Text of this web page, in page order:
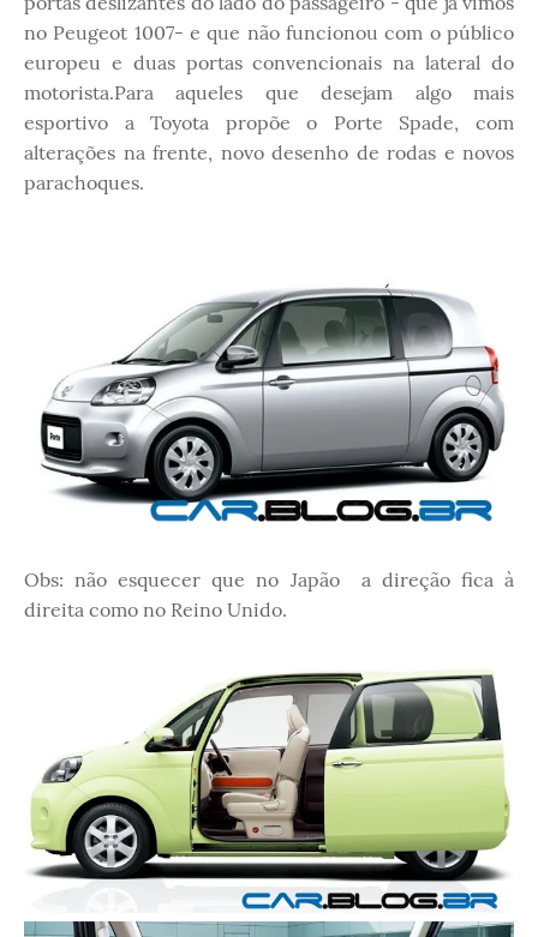
no Peugeot 1007- e que não funcionou com o público
europeu e duas portas convencionais na lateral do
motorista.Para aqueles que desejam algo mais
esportivo a Toyota propõe o Porte Spade, com
alterações na frente, novo desenho de rodas e novos
parachoques.
Obs: não esquecer que no Japão a direção fica à
direita como no Reino Unido.